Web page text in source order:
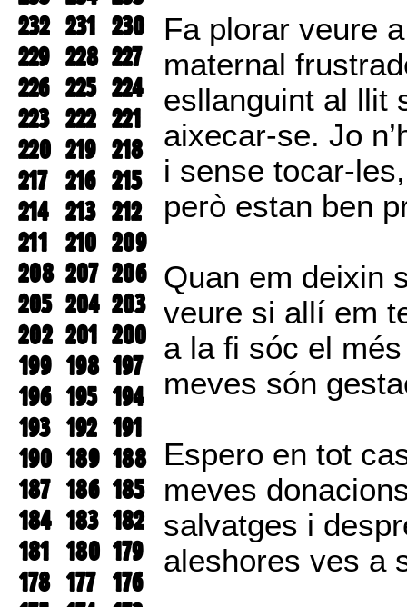
232 231 230
229 228 227
226 225 224
223 222 221
220 219 218
217 216 215
214 213 212
211 210 209
208 207 206
205 204 203
202 201 200
199 198 197
196 195 194
193 192 191
190 189 188
187 186 185
184 183 182
181 180 179
178 177 176
Fa plorar veure
maternal
esllanguint al llit
aixecar-se. Jo
i sense tocar-
però estan ben
Quan em deixin
veure si allí em
a la fi sóc el
meves són
Espero en tot
meves
salvatges i
aleshores ves a